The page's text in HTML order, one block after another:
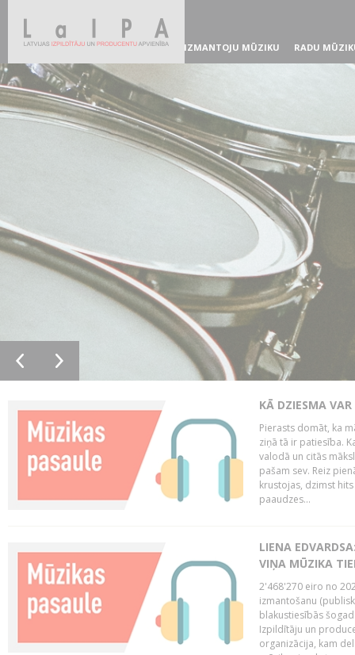
IZMANTOJU MŪZIKU RADU
KĀ DZIESMA
Pierasts domāt, ka
ziņā tā ir patiesība.
valodā un citās
pašam sev. Reiz
krustojas, dzimst
paaudzes...
LIENA
VIŅA MŪZIKA
2'468'270 eiro no
izmantošanu
blakustiesībās
Izpildītāju un
organizācija, kam